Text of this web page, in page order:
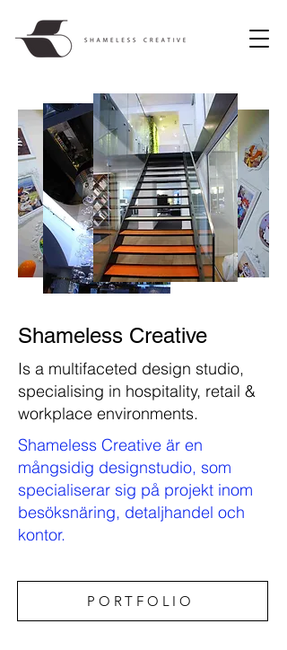
Shameless Creative
Is a multifaceted design studio,
specialising in hospitality, retail &
workplace environments.
Shameless Creative är en
mångsidig designstudio, som
specialiserar sig på projekt inom
besöksnäring, detaljhandel och
kontor.
PORTFOLIO